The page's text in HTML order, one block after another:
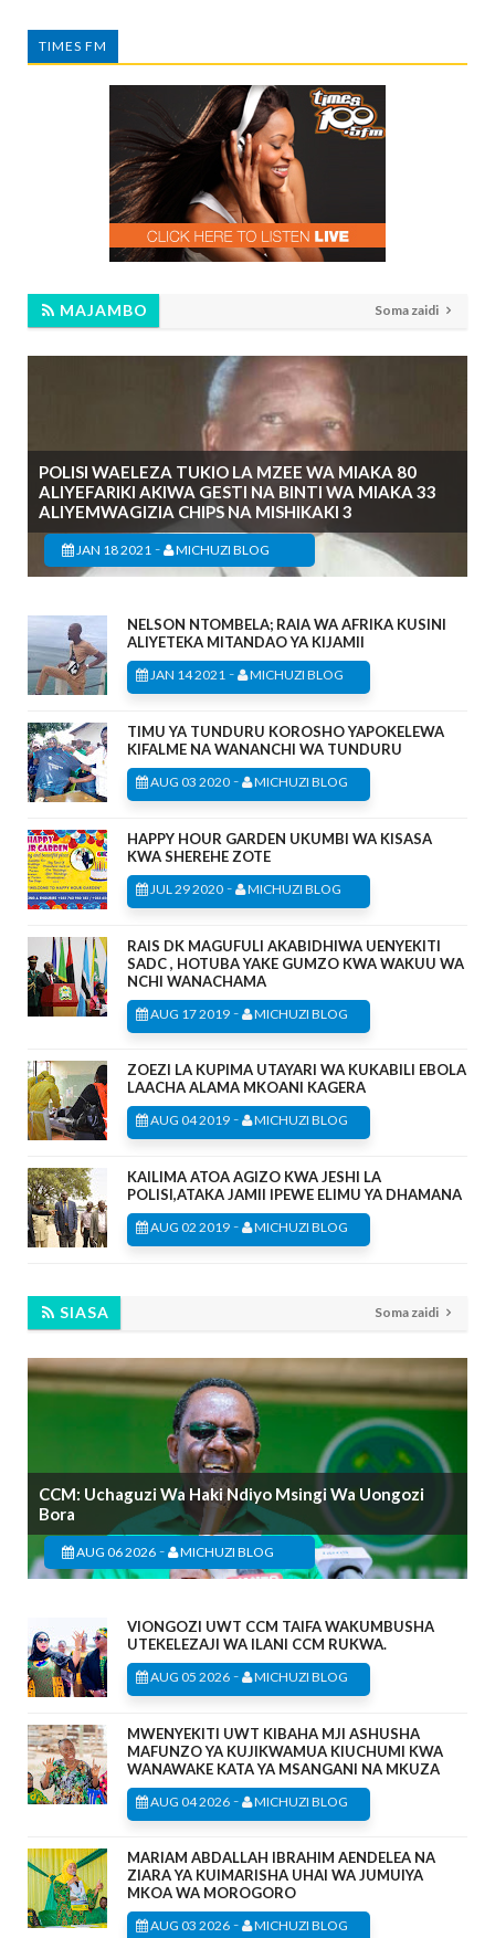
TIMES FM
MAJAMBO Soma zaidi
POLISI WAELEZA TUKIO LA MZEE WA MIAKA 80
ALIYEFARIKI AKIWA GESTI NA BINTI WA MIAKA 33
ALIYEMWAGIZIA CHIPS NA MISHIKAKI 3
JAN 18 2021 - MICHUZI BLOG
NELSON NTOMBELA; RAIA WA AFRIKA KUSINI
ALIYETEKA MITANDAO YA KIJAMII
JAN 14 2021 - MICHUZI BLOG
TIMU YA TUNDURU KOROSHO YAPOKELEWA
KIFALME NA WANANCHI WA TUNDURU
AUG 03 2020 - MICHUZI BLOG
HAPPY HOUR GARDEN UKUMBI WA KISASA
KWA SHEREHE ZOTE
JUL 29 2020 - MICHUZI BLOG
RAIS DK MAGUFULI AKABIDHIWA UENYEKITI
SADC , HOTUBA YAKE GUMZO KWA WAKUU WA
NCHI WANACHAMA
AUG 17 2019 - MICHUZI BLOG
ZOEZI LA KUPIMA UTAYARI WA KUKABILI EBOLA
LAACHA ALAMA MKOANI KAGERA
AUG 04 2019 - MICHUZI BLOG
KAILIMA ATOA AGIZO KWA JESHI LA
POLISI,ATAKA JAMII IPEWE ELIMU YA DHAMANA
AUG 02 2019 - MICHUZI BLOG
SIASA Soma zaidi
CCM: Uchaguzi Wa Haki Ndiyo Msingi Wa Uongozi
Bora
AUG 06 2026 - MICHUZI BLOG
VIONGOZI UWT CCM TAIFA WAKUMBUSHA
UTEKELEZAJI WA ILANI CCM RUKWA.
AUG 05 2026 - MICHUZI BLOG
MWENYEKITI UWT KIBAHA MJI ASHUSHA
MAFUNZO YA KUJIKWAMUA KIUCHUMI KWA
WANAWAKE KATA YA MSANGANI NA MKUZA
AUG 04 2026 - MICHUZI BLOG
MARIAM ABDALLAH IBRAHIM AENDELEA NA
ZIARA YA KUIMARISHA UHAI WA JUMUIYA
MKOA WA MOROGORO
AUG 03 2026 - MICHUZI BLOG